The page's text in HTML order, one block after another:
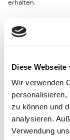
Diese
Wir verwenden
personalisieren,
zu können und
analysieren.
Verwendung
erhalten.
Neues